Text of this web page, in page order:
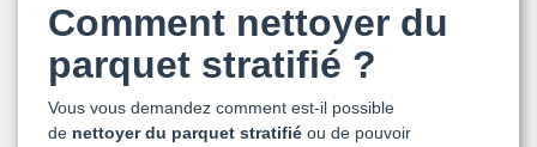
Comment nettoyer du
parquet stratifié ?
Vous vous demandez comment est-il possible
de nettoyer du parquet stratifié ou de pouvoir